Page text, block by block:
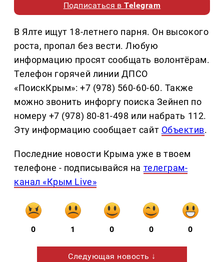
Подписаться вTelegram
В Ялте ищут 18-летнего парня. Он высокого
роста, пропал без вести. Любую
информацию просят сообщать волонтёрам.
Телефон горячей линии ДПСО
«ПоискКрым»: +7 (978) 560-60-60. Также
можно звонить инфоргу поиска Зейнеп по
номеру +7 (978) 80-81-498 или набрать 112.
Эту информацию сообщает сайт Объектив.
Последние новости Крыма уже в твоем
телефоне - подписывайся на телеграм-
канал «Крым Live»
0 1 0 0 0
Следующая новость ↓